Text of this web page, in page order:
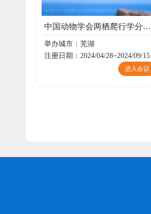
中国动物学会两栖爬行学分会2024年芜湖学术研讨会
举办城市：芜湖
注册日期：2024/04/28~2024/09/15
进入会议